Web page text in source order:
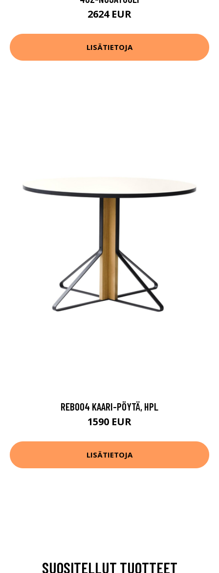
2624 EUR
LISÄTIETOJA
REB004 KAARI-PÖYTÄ, HPL
1590 EUR
LISÄTIETOJA
SUOSITELLUT TUOTTEET